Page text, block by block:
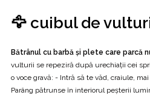
🦅 cuibul de
Bătrânul cu barbă și plete care parcă
vulturii se repeziră după urechiații cei
o voce gravă: - Intră să te văd, craiule,
Parâng pătrunse în interiorul peșterii